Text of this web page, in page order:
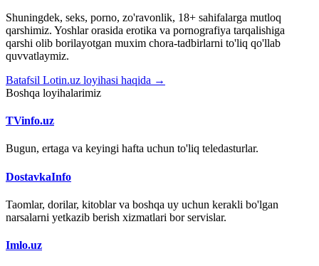
Shuningdek, seks, porno, zo'ravonlik, 18+ sahifalarga mutloq
qarshimiz. Yoshlar orasida erotika va pornografiya tarqalishiga
qarshi olib borilayotgan muxim chora-tadbirlarni to'liq qo'llab
quvvatlaymiz.
Batafsil Lotin.uz loyihasi haqida →
Boshqa loyihalarimiz
TVinfo.uz
Bugun, ertaga va keyingi hafta uchun to'liq teledasturlar.
DostavkaInfo
Taomlar, dorilar, kitoblar va boshqa uy uchun kerakli bo'lgan
narsalarni yetkazib berish xizmatlari bor servislar.
Imlo.uz